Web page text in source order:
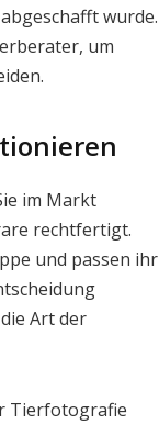
wurde.
um
im Markt
rechtfertigt.
und passen ihr
Art der
Tierfotografie